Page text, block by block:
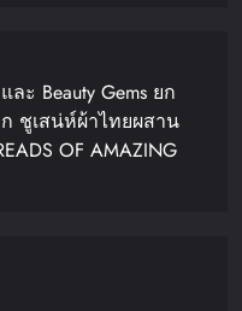
ะ Beauty Gems ยก
ชูเสน่ห์ผ้าไทยผสาน
OF AMAZING